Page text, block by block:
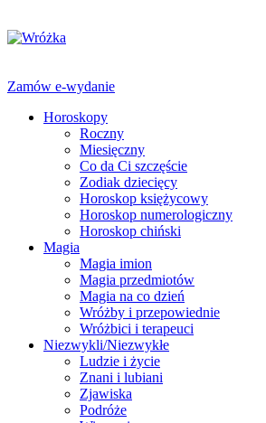
Zamów e-wydanie
Horoskopy
Roczny
Miesięczny
Co da Ci szczęście
Zodiak dziecięcy
Horoskop księżycowy
Horoskop numerologiczny
Horoskop chiński
Magia
Magia imion
Magia przedmiotów
Magia na co dzień
Wróżby i przepowiednie
Wróżbici i terapeuci
Niezwykli/Niezwykłe
Ludzie i życie
Znani i lubiani
Zjawiska
Podróże